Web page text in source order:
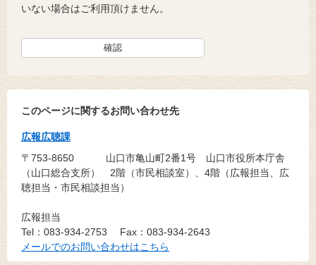
いない場合はご利用頂けません。
このページに関するお問い合わせ先
広報広聴課
〒753-8650
山口市亀山町2番1号 山口市役所本庁舎
（山口総合支所） 2階（市民相談室）、4階（広報担当、広
聴担当・市民相談担当）
広報担当
Tel：083-934-2753
Fax：083-934-2643
メールでのお問い合わせはこちら